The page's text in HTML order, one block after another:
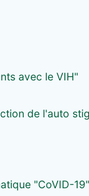
avec le VIH"
de l'auto
"CoVID-19"